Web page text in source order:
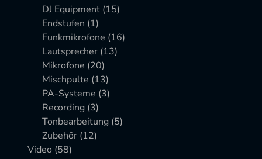
DJ Equipment (15)
Endstufen (1)
Funkmikrofone (16)
Lautsprecher (13)
Mikrofone (20)
Mischpulte (13)
PA-Systeme (3)
Recording (3)
Tonbearbeitung (5)
Zubehör (12)
Video (58)